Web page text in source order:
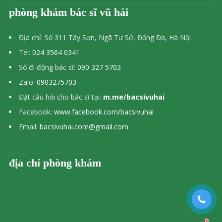
phòng khám bác sĩ vũ hải
Địa chỉ: Số 311 Tây Sơn, Ngã Tư Sở, Đống Đa, Hà Nội
Tel: 024 3564 0341
Số đi động bác sĩ: 090 327 5703
Zalo: 0903275703
Đặt câu hỏi cho bác sĩ tại: m.me/bacsivuhai
Facebook: www.facebook.com/bacsivuhai
Email: bacsivuhai.com@gmail.com
địa chỉ phòng khám